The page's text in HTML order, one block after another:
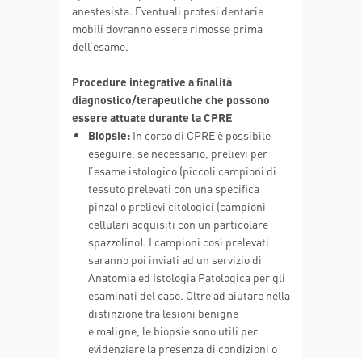
anestesista. Eventuali protesi dentarie
mobili dovranno essere rimosse prima
dell’esame.
Procedure integrative a finalità
diagnostico/terapeutiche che possono
essere attuate durante la CPRE
Biopsie: In corso di CPRE è possibile
eseguire, se necessario, prelievi per
l’esame istologico (piccoli campioni di
tessuto prelevati con una specifica
pinza) o prelievi citologici (campioni
cellulari acquisiti con un particolare
spazzolino). I campioni così prelevati
saranno poi inviati ad un servizio di
Anatomia ed Istologia Patologica per gli
esaminati del caso. Oltre ad aiutare nella
distinzione tra lesioni benigne
e maligne, le biopsie sono utili per
evidenziare la presenza di condizioni o